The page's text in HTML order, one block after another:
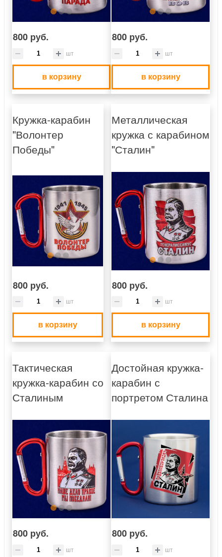
800 руб.
шт
в корзину
800 руб.
шт
в корзину
Кружка-карабин
"Волонтер
Победы"
800 руб.
шт
в корзину
Металлическая
кружка с карабином
"Сталин"
800 руб.
шт
в корзину
Тактическая
кружка-карабин со
Сталиным
800 руб.
шт
Достойная кружка-
карабин с
портретом Сталина
800 руб.
шт